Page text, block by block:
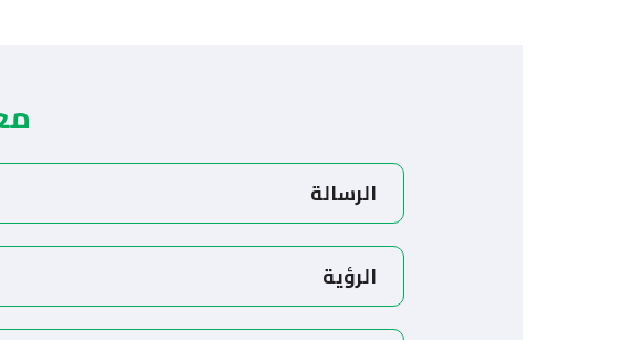
الرسالة
الرؤية